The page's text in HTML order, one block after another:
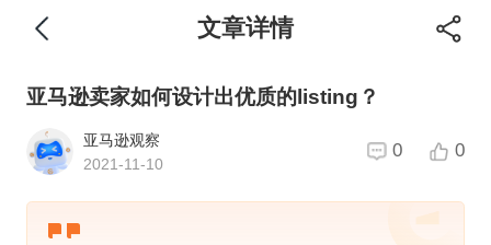
文章详情
亚马逊卖家如何设计出优质的listing？
亚马逊观察
2021-11-10
0 0